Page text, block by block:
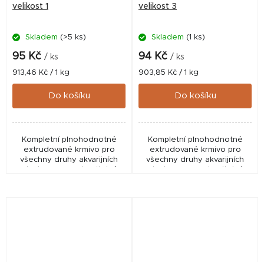
velikost 1
Skladem (>5 ks)
95 Kč / ks
Měrná
cena:
913,46 Kč / 1 kg
Do košíku
Kompletní plnohodnotné
extrudované krmivo pro
všechny druhy akvarijních
ryb. Je vysoce stravitelné,
velikost 3
Skladem (1 ks)
94 Kč / ks
Měrná
cena:
903,85 Kč / 1 kg
Do košíku
Kompletní plnohodnotné
extrudované krmivo pro
všechny druhy akvarijních
ryb. Je vysoce stravitelné,